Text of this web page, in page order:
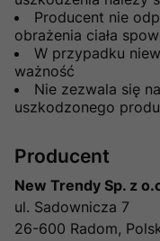
Producent nie
obrażenia ciała
W przypadku
ważność
Nie zezwala się
uszkodzonego
Producent
New Trendy Sp. z
ul. Sadownicza 7
26-600 Radom,